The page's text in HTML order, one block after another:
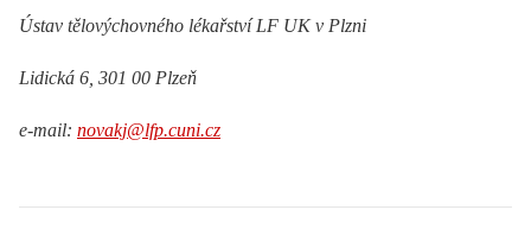
Ústav tělovýchovného lékařství LF UK v Plzni
Lidická 6, 301 00 Plzeň
e-mail: novakj@lfp.cuni.cz